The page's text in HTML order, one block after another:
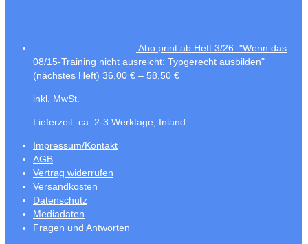
Abo print ab Heft 3/26: "Wenn das
08/15-Training nicht ausreicht: Typgerecht ausbilden"
(nächstes Heft) 36,00 € – 58,50 €
inkl. MwSt.
Lieferzeit: ca. 2-3 Werktage, Inland
Impressum/Kontakt
AGB
Vertrag widerrufen
Versandkosten
Datenschutz
Mediadaten
Fragen und Antworten